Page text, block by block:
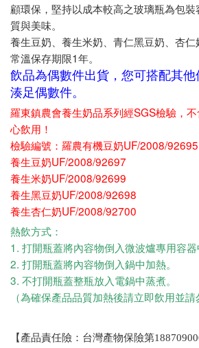
顧環保，堅持以成本較高之玻璃瓶為包
質與美味。
養生豆奶、養生米奶、青仁黑豆奶、杏仁
常溫保存期限1年。
飲品為偶數件出貨，您可搭配其
湊足偶數件。
羅東鎮農會養生奶品系列經SGS檢驗，
心飲用！
檢驗編號：羅農有機豆奶UF/2008/92695
養生豆奶UF/2008/92697
養生米奶UF/2008/92699
養生黑豆奶UF/2008/92698
養生杏仁奶UF/2008/92700
熱飲方式：
1. 打開瓶蓋將內容物倒入微波爐專用容器
2. 打開瓶蓋將內容物倒入鍋中加熱。
3. 不打開瓶蓋整瓶放入電鍋中蒸煮。
（為確保產品品質加熱後請立即飲用並請
【產品責任險：台灣產物保險第